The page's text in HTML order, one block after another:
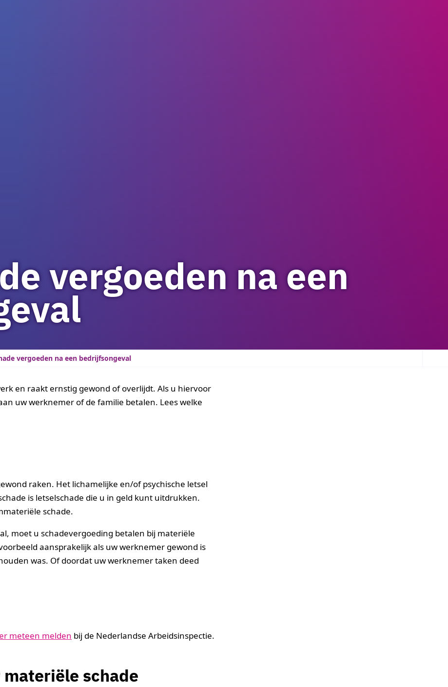
vergoeden na een
vergoeden na een bedrijfsongeval
en raakt ernstig gewond of overlijdt. Als u hiervoor
uw werknemer of de familie betalen. Lees welke
raken. Het lichamelijke en/of psychische letsel
is letselschade die u in geld kunt uitdrukken.
schade.
moet u schadevergoeding betalen bij materiële
aansprakelijk als uw werknemer gewond is
was. Of doordat uw werknemer taken deed
meteen melden bij de Nederlandse Arbeidsinspectie.
schade